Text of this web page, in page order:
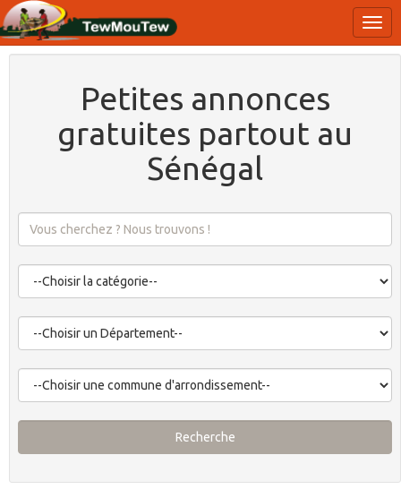
Petites annonces
gratuites partout au
Sénégal
Recherche